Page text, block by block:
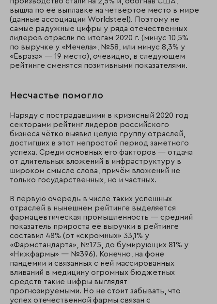
вышла по её выплавке на четвёртое место в мире
(данные ассоциации Worldsteel). Поэтому не
самые радужные цифры у ряда отечественных
лидеров отрасли по итогам 2020 г. (минус 10,5%
по выручке у «Мечела», №58, или минус 8,3% у
«Евраза» — 19 место), очевидно, в следующем
рейтинге сменятся позитивными показателями.
Несчастье помогло
Наряду с пострадавшими в кризисный 2020 год
секторами рейтинг лидеров российского
бизнеса чётко выявил целую группу отраслей,
достигших в этот непростой период заметного
успеха. Среди основных его факторов — отдача
от длительных вложений в инфраструктуру в
широком смысле слова, причём вложений не
только государственных, но и частных.
В первую очередь в числе таких успешных
отраслей в нынешнем рейтинге выделяется
фармацевтическая промышленность — средний
показатель прироста её выручки в рейтинге
составил 48% (от «скромных» 33,1% у
«Фармстандарта», №175, до бумирующих 81% у
«Нижфармы» — №396). Конечно, на фоне
пандемии и связанных с ней массированных
вливаний в медицину огромных бюджетных
средств такие цифры выглядят
прогнозируемыми. Но не стоит забывать, что
успех отечественной фармы связан с